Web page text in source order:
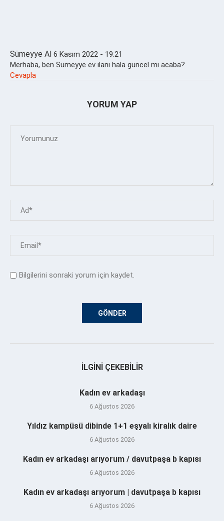
Sümeyye Al 6 Kasım 2022 - 19:21
Merhaba, ben Sümeyye ev ilanı hala güncel mi acaba?
Cevapla
YORUM YAP
Bilgilerini sonraki yorum için kaydet.
İLGINI ÇEKEBILIR
Kadın ev arkadaşı
6 Ağustos 2026
Yıldız kampüsü dibinde 1+1 eşyalı kiralık daire
6 Ağustos 2026
Kadın ev arkadaşı arıyorum / davutpaşa b kapısı
6 Ağustos 2026
Kadın ev arkadaşı arıyorum | davutpaşa b kapısı
6 Ağustos 2026